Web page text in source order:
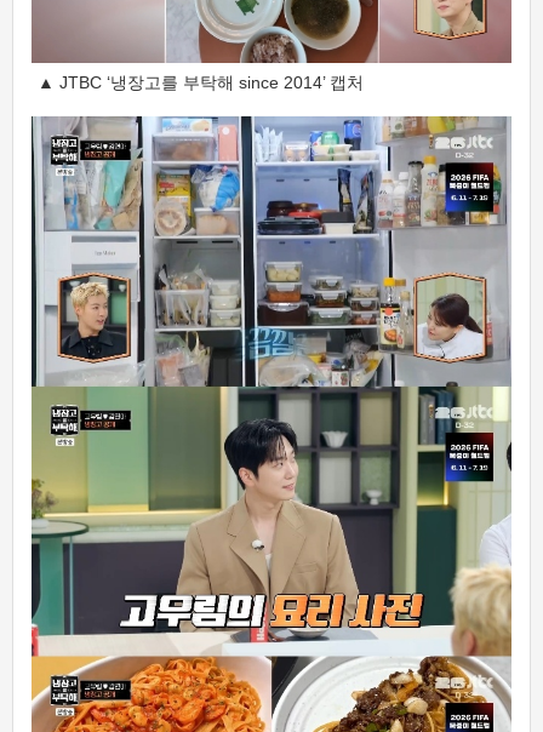
▲ JTBC ‘냉장고를 부탁해 since 2014’ 캡처